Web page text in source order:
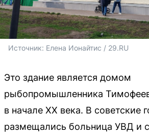
Источник: Елена Ионайтис / 29.RU
Это здание является домом
рыбопромышленника
в начале XX века. В советские
размещались больница УВД и